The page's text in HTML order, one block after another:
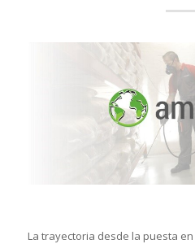
La trayectoria desde la puesta